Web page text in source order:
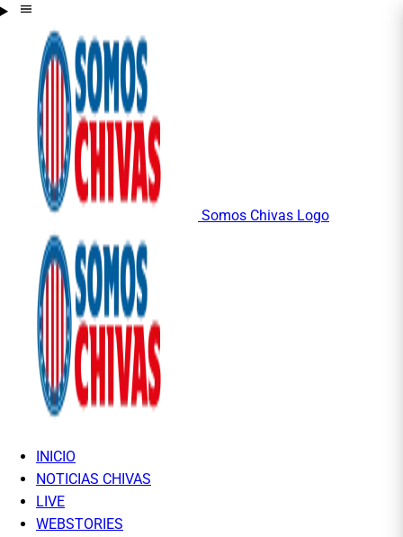
Somos Chivas Logo
INICIO
NOTICIAS CHIVAS
LIVE
WEBSTORIES